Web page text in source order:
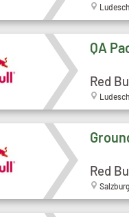
QA
Red
Red